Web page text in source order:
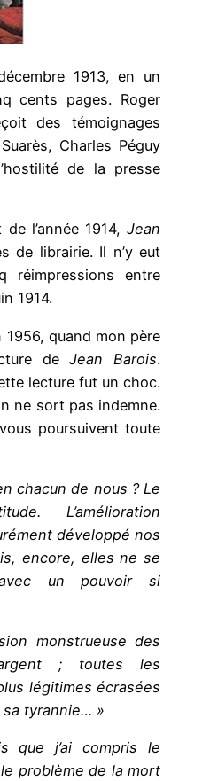
1913, en un
cents pages. Roger
des témoignages
Charles Péguy
de la presse
l’année 1914, Jean
de librairie. Il n’y eut
réimpressions entre
1914.
1956, quand mon père
deJean Barois.
lecture fut un choc.
ne sort pas indemne.
poursuivent toute
chacun de nous ? Le
L’amélioration
développé nos
encore, elles ne se
un pouvoir si
monstrueuse des
; toutes les
légitimes écrasées
tyrannie… »
que j’ai compris le
problème de la mort